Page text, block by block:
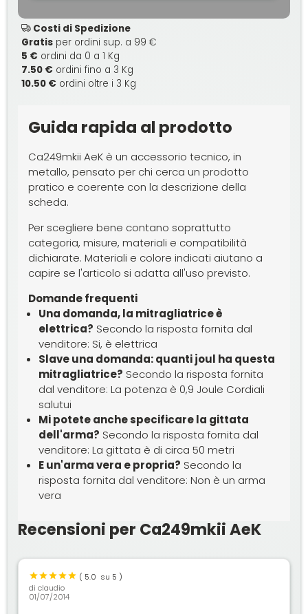
Costi di Spedizione
Gratis per ordini sup. a 99 €
5 € ordini da 0 a 1 Kg
7.50 € ordini fino a 3 Kg
10.50 € ordini oltre i 3 Kg
Guida rapida al prodotto
Ca249mkii AeK è un accessorio tecnico, in
metallo, pensato per chi cerca un prodotto
pratico e coerente con la descrizione della
scheda.
Per scegliere bene contano soprattutto
categoria, misure, materiali e compatibilità
dichiarate. Materiali e colore indicati aiutano a
capire se l'articolo si adatta all'uso previsto.
Domande frequenti
Una domanda, la mitragliatrice è
elettrica? Secondo la risposta fornita dal
venditore: Si, è elettrica
Slave una domanda: quanti joul ha questa
mitragliatrice? Secondo la risposta fornita
dal venditore: La potenza è 0,9 Joule Cordiali
salutui
Mi potete anche specificare la gittata
dell'arma? Secondo la risposta fornita dal
venditore: La gittata è di circa 50 metri
E un'arma vera e propria? Secondo la
risposta fornita dal venditore: Non è un arma
vera
Recensioni per Ca249mkii AeK
( 5.0 su 5 )
diclaudio
01/07/2014